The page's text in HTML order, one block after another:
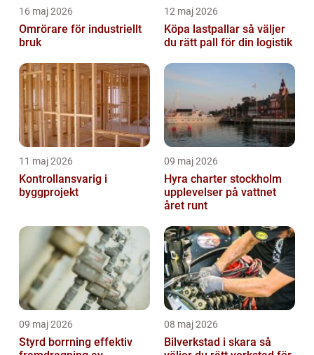
16 maj 2026
Omrörare för industriellt
bruk
12 maj 2026
Köpa lastpallar så väljer
du rätt pall för din logistik
11 maj 2026
Kontrollansvarig i
byggprojekt
09 maj 2026
Hyra charter stockholm
upplevelser på vattnet
året runt
09 maj 2026
Styrd borrning effektiv
08 maj 2026
Bilverkstad i skara så